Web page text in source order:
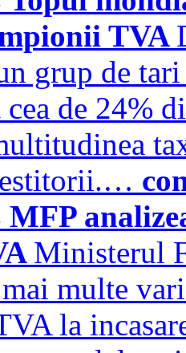
TVA
grup de
cea de 24%
MFP
Ministerul
multe
la